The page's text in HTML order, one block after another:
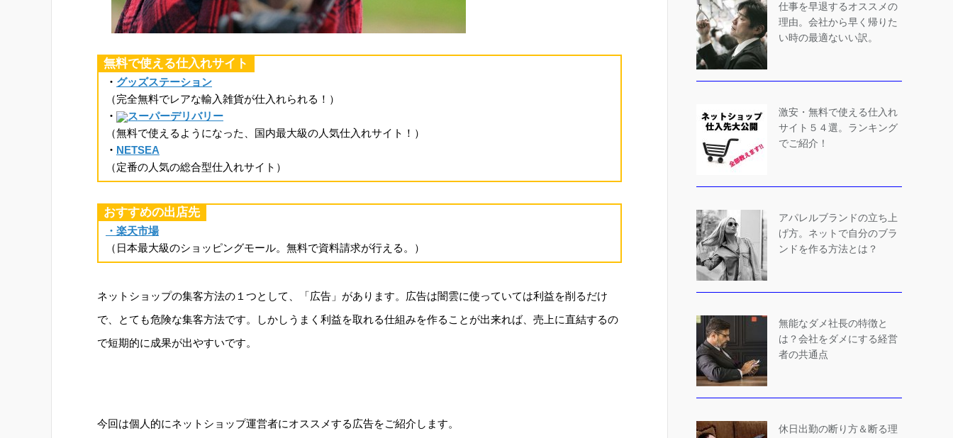
無料で使える仕入れサイト
・ グッズステーション
（完全無料でレアな輸入雑貨が仕入れられる！）
・
スーパーデリバリー
（無料で使えるようになった、国内最大級の人気仕入れサイト！）
・ NETSEA
（定番の人気の総合型仕入れサイト）
おすすめの出店先
・楽天市場
（日本最大級のショッピングモール。無料で資料請求が行える。）
ネットショップの集客方法の１つとして、「広告」があります。広告は闇雲に使っていては利益を削るだけ
で、とても危険な集客方法です。しかしうまく利益を取れる仕組みを作ることが出来れば、売上に直結するの
で短期的に成果が出やすいです。
今回は個人的にネットショップ運営者にオススメする広告をご紹介します。
仕事を早退するオススメの
理由。会社から早く帰りた
い時の最適ないい訳。
激安・無料で使える仕入れ
サイト５４選。ランキング
でご紹介！
アパレルブランドの立ち上
げ方。ネットで自分のブラ
ンドを作る方法とは？
無能なダメ社長の特徴と
は？会社をダメにする経営
者の共通点
休日出勤の断り方＆断る理